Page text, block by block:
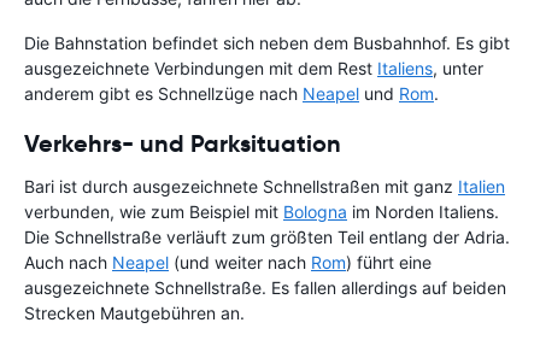
Die Bahnstation befindet sich neben dem Busbahnhof. Es gibt
ausgezeichnete Verbindungen mit dem Rest Italiens, unter
anderem gibt es Schnellzüge nach Neapel und Rom.
Verkehrs- und Parksituation
Bari ist durch ausgezeichnete Schnellstraßen mit ganz Italien
verbunden, wie zum Beispiel mit Bologna im Norden Italiens.
Die Schnellstraße verläuft zum größten Teil entlang der Adria.
Auch nach Neapel (und weiter nach Rom) führt eine
ausgezeichnete Schnellstraße. Es fallen allerdings auf beiden
Strecken Mautgebühren an.